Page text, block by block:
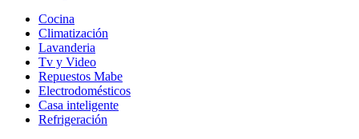
Cocina
Climatización
Lavanderia
Tv y Video
Repuestos Mabe
Electrodomésticos
Casa inteligente
Refrigeración